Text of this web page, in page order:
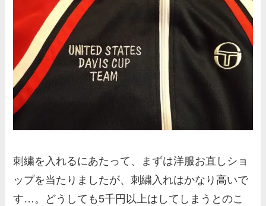
刺繍を入れるにあたって、まずは洋服お直しショ
ップを当たりましたが、刺繍入れはかなり高いで
す…。どうしても5千円以上はしてしまうとのこ